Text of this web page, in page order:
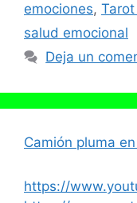
emociones,
salud emocional
Deja un
Camión pluma
https://